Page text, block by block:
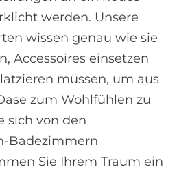
werden. Unsere
wissen genau wie sie
Accessoires einsetzen
müssen, um aus
zum Wohlfühlen zu
sich von den
Badezimmern
Sie Ihrem Traum ein